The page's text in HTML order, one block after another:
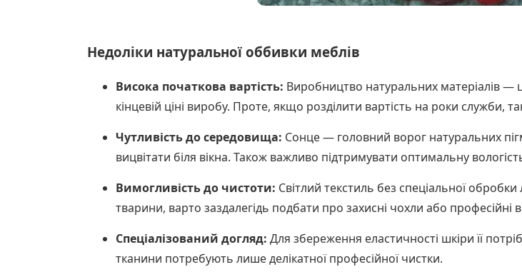
Недоліки натуральної оббивки меблів
Висока початкова вартість: Виробництво натуральних матеріалів
кінцевій ціні виробу. Проте, якщо розділити вартість на роки служби,
Чутливість до середовища: Сонце — головний ворог натуральних
вицвітати біля вікна. Також важливо підтримувати оптимальну
Вимогливість до чистоти: Світлий текстиль без спеціальної
тварини, варто заздалегідь подбати про захисні чохли або професійні
Спеціалізований догляд: Для збереження еластичності шкіри її
тканини потребують лише делікатної професійної чистки.